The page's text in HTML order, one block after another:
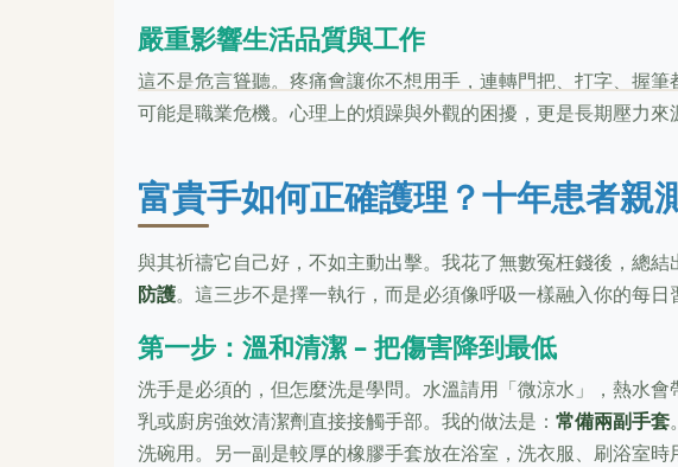
嚴重影響生活品質與工作
這不是危言聳聽。疼痛會讓你不想用手，連轉門把、打字、握
可能是職業危機。心理上的煩躁與外觀的困擾，更是長期壓力來
富貴手如何正確護理？十年患者親
與其祈禱它自己好，不如主動出擊。我花了無數冤枉錢後，總結
防護。這三步不是擇一執行，而是必須像呼吸一樣融入你的每日
第一步：溫和清潔 – 把傷害降到最低
洗手是必須的，但怎麼洗是學問。水溫請用「微涼水」，熱水
乳或廚房強效清潔劑直接接觸手部。我的做法是： 常備兩副手套
洗碗用。另一副是較厚的橡膠手套放在浴室，洗衣服、刷浴室